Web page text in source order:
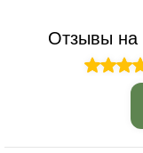
Отзывы на